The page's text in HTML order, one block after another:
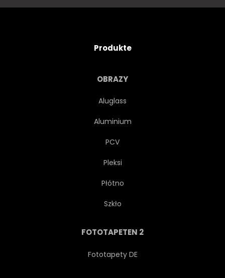
Produkte
OBRAZY
Aluglass
Aluminium
PCV
Pleksi
Płótno
Szkło
FOTOTAPETEN 2
Fototapety DE